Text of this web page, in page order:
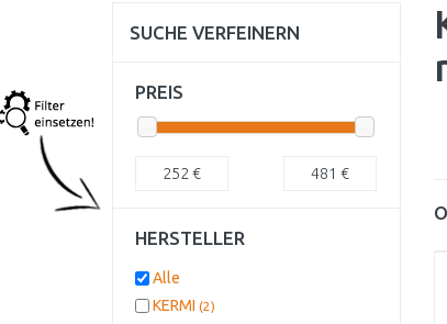
SUCHE VERFEINERN
PREIS
252 € 481 €
HERSTELLER
Alle
KERMI (2)